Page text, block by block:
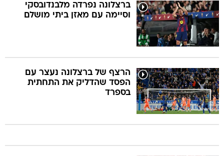
ברצלונה נפרדה מלבנדובסקי
וסיימה עם מאזן ביתי מושלם
הרצף של ברצלונה נעצר עם
הפסד שהדליק את התחתית
בספרד